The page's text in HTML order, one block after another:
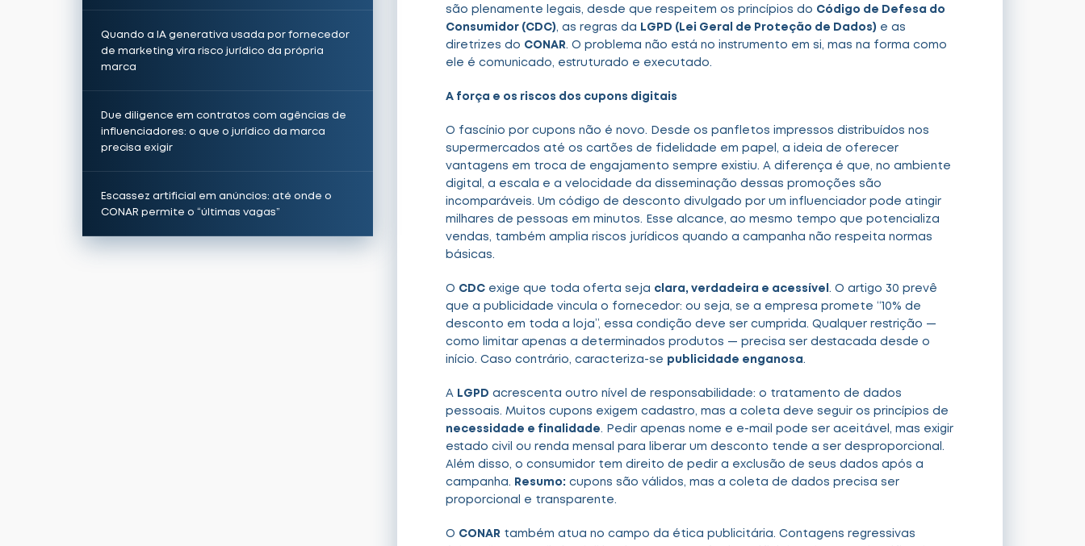
Quando a IA generativa usada por fornecedor
de marketing vira risco jurídico da própria
marca
Due diligence em contratos com agências de
influenciadores: o que o jurídico da marca
precisa exigir
Escassez artificial em anúncios: até onde o
CONAR permite o “últimas vagas”
são plenamente legais, desde que respeitem os princípios do Código de Defesa do
Consumidor (CDC), as regras da LGPD (Lei Geral de Proteção de Dados) e as
diretrizes do CONAR. O problema não está no instrumento em si, mas na forma como
ele é comunicado, estruturado e executado.
A força e os riscos dos cupons digitais
O fascínio por cupons não é novo. Desde os panfletos impressos distribuídos nos
supermercados até os cartões de fidelidade em papel, a ideia de oferecer
vantagens em troca de engajamento sempre existiu. A diferença é que, no ambiente
digital, a escala e a velocidade da disseminação dessas promoções são
incomparáveis. Um código de desconto divulgado por um influenciador pode atingir
milhares de pessoas em minutos. Esse alcance, ao mesmo tempo que potencializa
vendas, também amplia riscos jurídicos quando a campanha não respeita normas
básicas.
O CDC exige que toda oferta seja clara, verdadeira e acessível . O artigo 30 prevê
que a publicidade vincula o fornecedor: ou seja, se a empresa promete “10% de
desconto em toda a loja”, essa condição deve ser cumprida. Qualquer restrição —
como limitar apenas a determinados produtos — precisa ser destacada desde o
início. Caso contrário, caracteriza-se publicidade enganosa .
A LGPD acrescenta outro nível de responsabilidade: o tratamento de dados
pessoais. Muitos cupons exigem cadastro, mas a coleta deve seguir os princípios de
necessidade e finalidade. Pedir apenas nome e e-mail pode ser aceitável, mas exigir
estado civil ou renda mensal para liberar um desconto tende a ser desproporcional.
Além disso, o consumidor tem direito de pedir a exclusão de seus dados após a
campanha.
Resumo: cupons são válidos, mas a coleta de dados precisa ser
proporcional e transparente.
O CONAR também atua no campo da ética publicitária. Contagens regressivas